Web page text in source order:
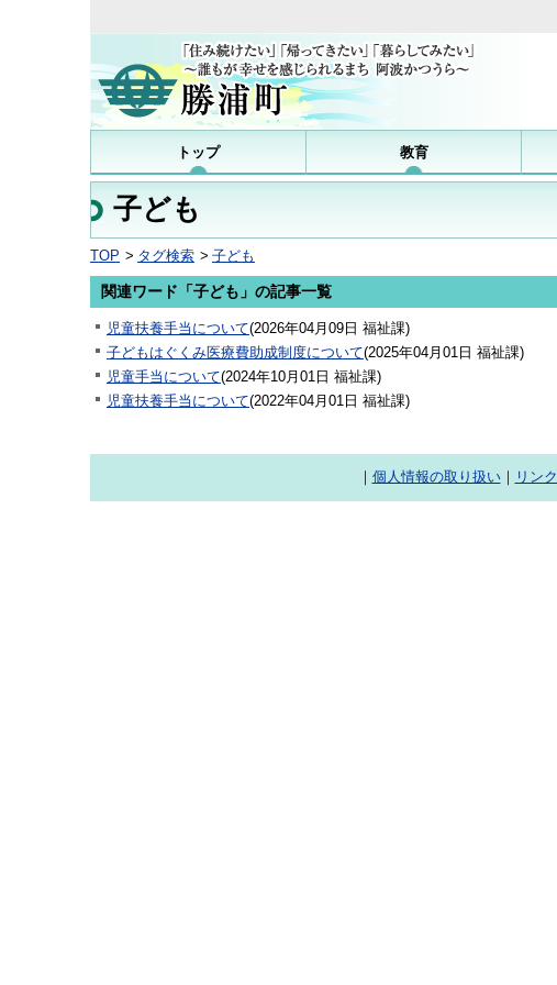
トップ 教育
子ども
TOP タグ検索 子ども
関連ワード「子ども」の記事一覧
児童扶養手当について(2026年04月09日 福祉課)
子どもはぐくみ医療費助成制度について(2025年04月01日 福祉課)
児童手当について(2024年10月01日 福祉課)
児童扶養手当について(2022年04月01日 福祉課)
｜ 個人情報の取り扱い｜ リンク